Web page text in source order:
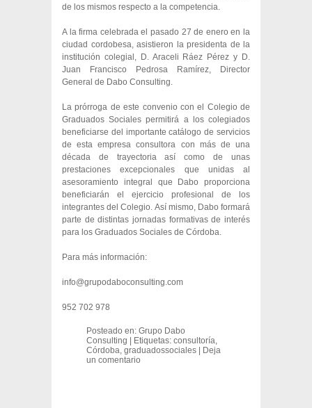
de los mismos respecto a la competencia.
A la firma celebrada el pasado 27 de enero en la
ciudad cordobesa, asistieron la presidenta de la
institución colegial, D. Araceli Ráez Pérez y D.
Juan Francisco Pedrosa Ramírez, Director
General de Dabo Consulting.
La prórroga de este convenio con el Colegio de
Graduados Sociales permitirá a los colegiados
beneficiarse del importante catálogo de servicios
de esta empresa consultora con más de una
década de trayectoria así como de unas
prestaciones excepcionales que unidas al
asesoramiento integral que Dabo proporciona
beneficiarán el ejercicio profesional de los
integrantes del Colegio. Así mismo, Dabo formará
parte de distintas jornadas formativas de interés
para los Graduados Sociales de Córdoba.
Para más información:
info@grupodaboconsulting.com
952 702 978
Posteado en: Grupo Dabo
Consulting
Etiquetas: consultoría,
Córdoba, graduadossociales
Deja
un comentario